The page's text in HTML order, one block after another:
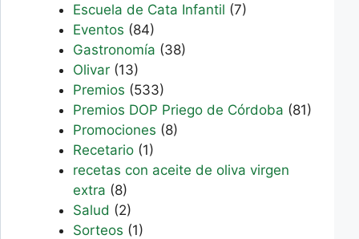
Escuela de Cata Infantil (7)
Eventos (84)
Gastronomía (38)
Olivar (13)
Premios (533)
Premios DOP Priego de Córdoba (81)
Promociones (8)
Recetario (1)
recetas con aceite de oliva virgen
extra (8)
Salud (2)
Sorteos (1)